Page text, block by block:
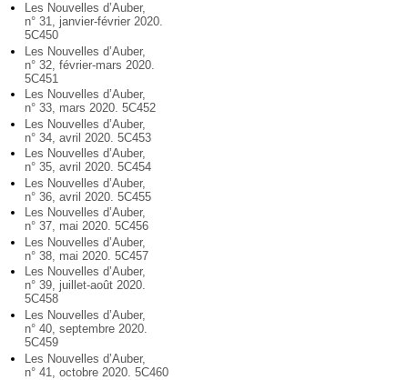
Les Nouvelles d’Auber,
n° 31, janvier-février 2020.
5C450
Les Nouvelles d’Auber,
n° 32, février-mars 2020.
5C451
Les Nouvelles d’Auber,
n° 33, mars 2020. 5C452
Les Nouvelles d’Auber,
n° 34, avril 2020. 5C453
Les Nouvelles d’Auber,
n° 35, avril 2020. 5C454
Les Nouvelles d’Auber,
n° 36, avril 2020. 5C455
Les Nouvelles d’Auber,
n° 37, mai 2020. 5C456
Les Nouvelles d’Auber,
n° 38, mai 2020. 5C457
Les Nouvelles d’Auber,
n° 39, juillet-août 2020.
5C458
Les Nouvelles d’Auber,
n° 40, septembre 2020.
5C459
Les Nouvelles d’Auber,
n° 41, octobre 2020. 5C460